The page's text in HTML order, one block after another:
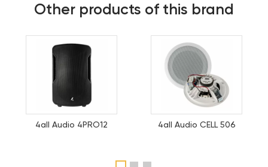
Other products of this brand
4all Audio 4PRO12 4all Audio CELL 506